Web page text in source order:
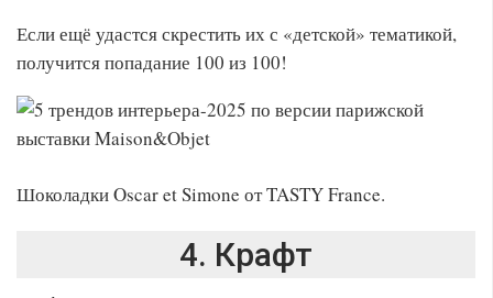
Если ещё удастся скрестить их с «детской» тематикой,
получится попадание 100 из 100!
Шоколадки Oscar et Simone от TASTY France.
4. Крафт